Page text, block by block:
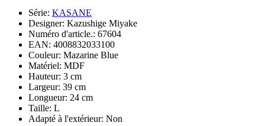
Série: KASANE
Designer: Kazushige Miyake
Numéro d'article.: 67604
EAN: 4008832033100
Couleur: Mazarine Blue
Matériel: MDF
Hauteur: 3 cm
Largeur: 39 cm
Longueur: 24 cm
Taille: L
Adapté à l'extérieur: Non